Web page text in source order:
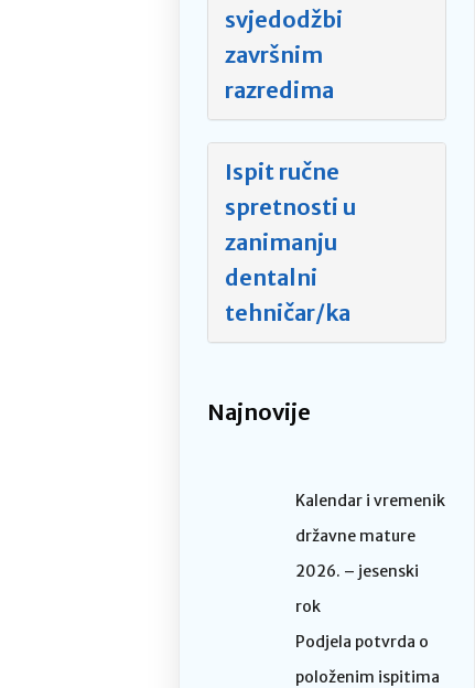
svjedodžbi
završnim
razredima
Ispit ručne
spretnosti u
zanimanju
dentalni
tehničar/ka
Najnovije
Kalendar i vremenik
državne mature
2026. – jesenski
rok
Podjela potvrda o
položenim ispitima